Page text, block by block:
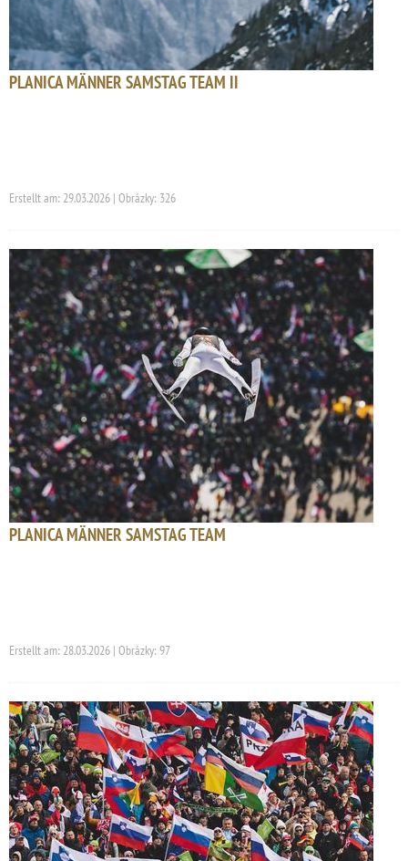
PLANICA MÄNNER SAMSTAG TEAM II
Erstellt am: 29.03.2026 | Obrázky: 326
PLANICA MÄNNER SAMSTAG TEAM
Erstellt am: 28.03.2026 | Obrázky: 97